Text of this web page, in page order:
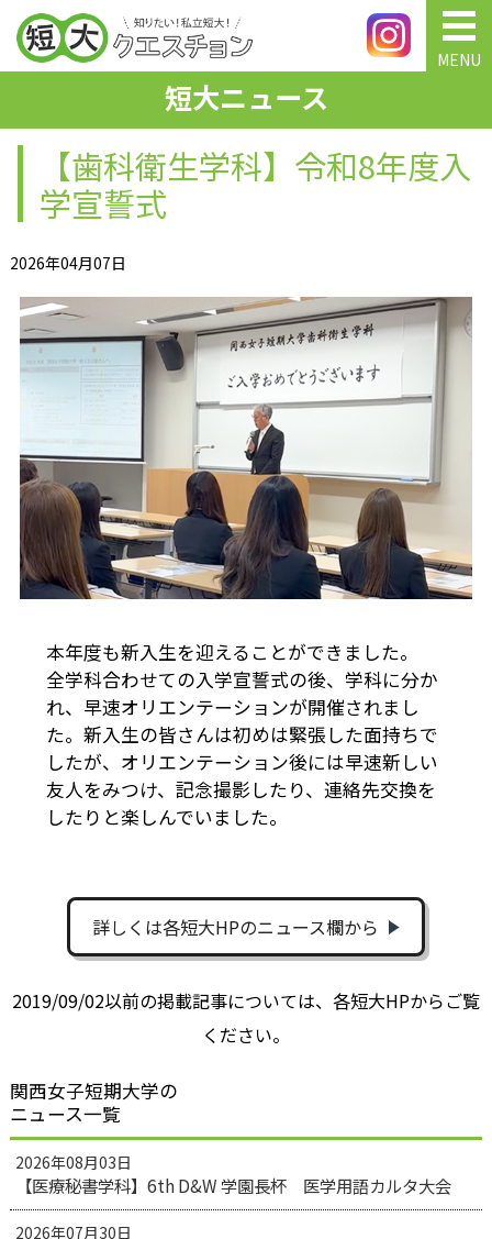
MENU
短大ニュース
【歯科衛生学科】令和8年度入
学宣誓式
2026年04月07日
本年度も新入生を迎えることができました。
全学科合わせての入学宣誓式の後、学科に分か
れ、早速オリエンテーションが開催されまし
た。新入生の皆さんは初めは緊張した面持ちで
したが、オリエンテーション後には早速新しい
友人をみつけ、記念撮影したり、連絡先交換を
したりと楽しんでいました。
詳しくは各短大HPのニュース欄から
2019/09/02以前の掲載記事については、各短大HPからご覧
ください。
関西女子短期大学の
ニュース一覧
2026年08月03日
【医療秘書学科】6th D&W 学園長杯 医学用語カルタ大会
2026年07月30日